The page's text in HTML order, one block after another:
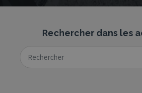
Rechercher dans les